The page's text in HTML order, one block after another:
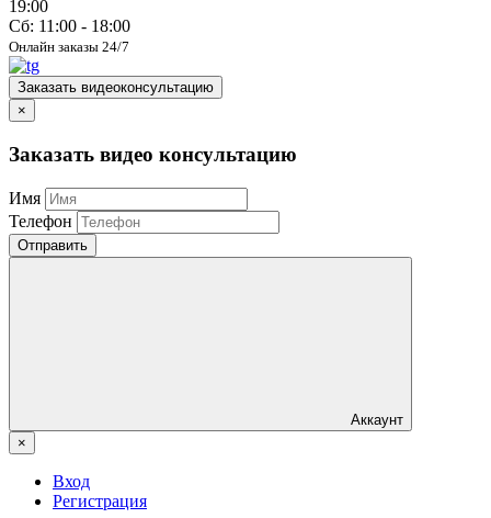
19:00
Сб: 11:00 - 18:00
Онлайн заказы 24/7
Заказать видеоконсультацию
×
Заказать видео консультацию
Имя
Телефон
Отправить
Аккаунт
×
Вход
Регистрация